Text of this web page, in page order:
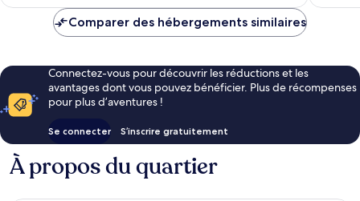
de
Comparer des hébergements similaires
Connectez-vous pour découvrir les réductions et les
avantages dont vous pouvez bénéficier. Plus de récompenses
pour plus d’aventures !
Se connecter S’inscrire gratuitement
À propos du quartier